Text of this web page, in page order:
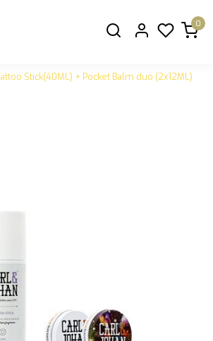
0
Stick(40ML) + Pocket Balm duo (2x12ML)